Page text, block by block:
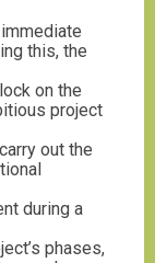
this, the
on the
project
out the
during a
phases,